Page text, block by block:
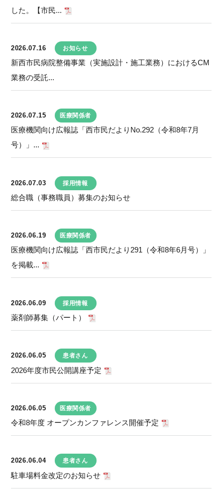
した。【市民...
2026.07.16 お知らせ
新西市民病院整備事業（実施設計・施工業務）におけるCM
業務の受託...
2026.07.15 医療関係者
医療機関向け広報誌「西市民だよりNo.292（令和8年7月
号）」...
2026.07.03 採用情報
総合職（事務職員）募集のお知らせ
2026.06.19 医療関係者
医療機関向け広報誌「西市民だより291（令和8年6月号）」
を掲載...
2026.06.09 採用情報
薬剤師募集（パート）
2026.06.05 患者さん
2026年度市民公開講座予定
2026.06.05 医療関係者
令和8年度 オープンカンファレンス開催予定
2026.06.04 患者さん
駐車場料金改定のお知らせ